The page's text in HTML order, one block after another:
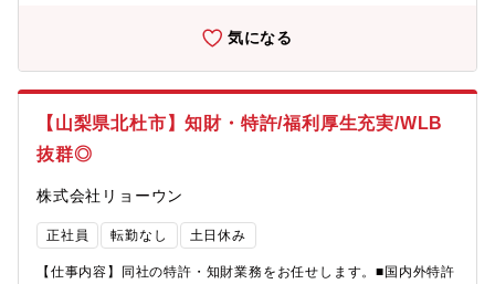
気になる
【山梨県北杜市】知財・特許/福利厚生充実/WLB
抜群◎
株式会社リョーウン
正社員 転勤なし 土日休み
【仕事内容】同社の特許・知財業務をお任せします。■国内外特許